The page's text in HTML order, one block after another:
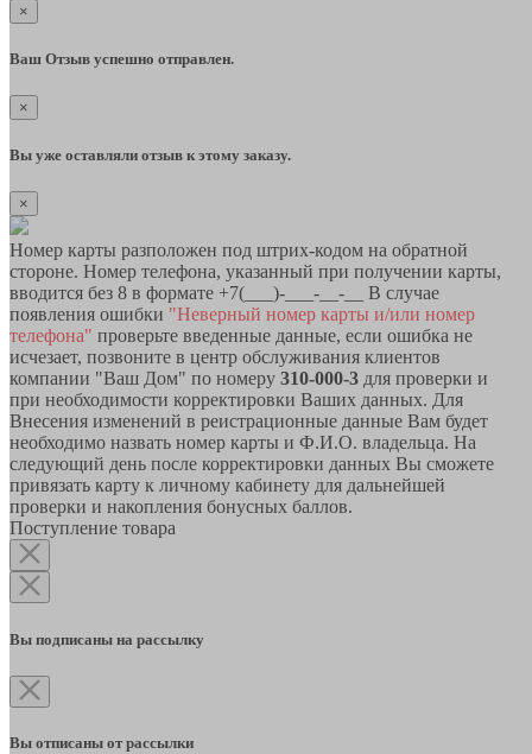
×
Ваш Отзыв успешно отправлен.
×
Вы уже оставляли отзыв к этому заказу.
×
Номер карты разположен под штрих-кодом на обратной
стороне. Номер телефона, указанный при получении карты,
вводится без 8 в формате +7(___)-___-__-__ В случае
появления ошибки "Неверный номер карты и/или номер
телефона" проверьте введенные данные, если ошибка не
исчезает, позвоните в центр обслуживания клиентов
компании "Ваш Дом" по номеру 310-000-3 для проверки и
при необходимости корректировки Ваших данных. Для
Внесения изменений в реистрационные данные Вам будет
необходимо назвать номер карты и Ф.И.О. владельца. На
следующий день после корректировки данных Вы сможете
привязать карту к личному кабинету для дальнейшей
проверки и накопления бонусных баллов.
Поступление товара
Вы подписаны на рассылку
Вы отписаны от рассылки